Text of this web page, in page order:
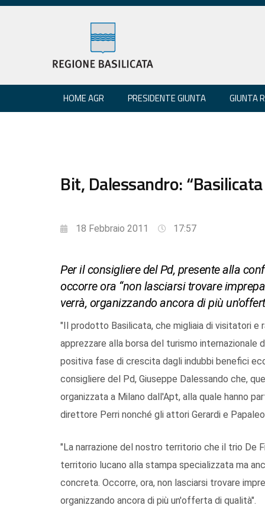
HOME AGR PRESIDENTE GIUNTA GIUNTA
Bit, Dalessandro:
18 Febbraio 2011 17:57
Per il consigliere del Pd, presente alla
occorre ora “non lasciarsi trovare
verrà, organizzando ancora di più
"Il prodotto Basilicata, che migliaia di visitatori e
apprezzare alla borsa del turismo internazionale
positiva fase di crescita dagli indubbi benefici
consigliere del Pd, Giuseppe Dalessando che,
organizzata a Milano dall'Apt, alla quale hanno
direttore Perri nonché gli attori Gerardi e
"La narrazione del nostro territorio che il trio De
territorio lucano alla stampa specializzata ma
concreta. Occorre, ora, non lasciarsi trovare
organizzando ancora di più un'offerta di qualità".